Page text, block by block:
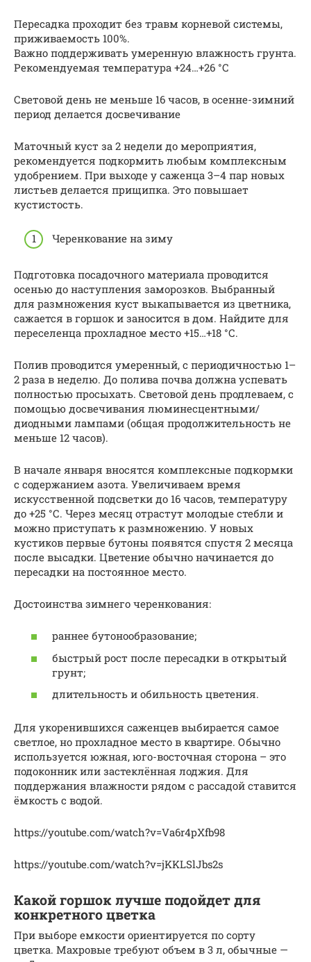
Пересадка проходит без травм корневой системы,
приживаемость 100%.
Важно поддерживать умеренную влажность грунта.
Рекомендуемая температура +24…+26 °С
Световой день не меньше 16 часов, в осенне-зимний
период делается досвечивание
Маточный куст за 2 недели до мероприятия,
рекомендуется подкормить любым комплексным
удобрением. При выходе у саженца 3–4 пар новых
листьев делается прищипка. Это повышает
кустистость.
Черенкование на зиму
Подготовка посадочного материала проводится
осенью до наступления заморозков. Выбранный
для размножения куст выкапывается из цветника,
сажается в горшок и заносится в дом. Найдите для
переселенца прохладное место +15…+18 °С.
Полив проводится умеренный, с периодичностью 1–
2 раза в неделю. До полива почва должна успевать
полностью просыхать. Световой день продлеваем, с
помощью досвечивания люминесцентными/
диодными лампами (общая продолжительность не
меньше 12 часов).
В начале января вносятся комплексные подкормки
с содержанием азота. Увеличиваем время
искусственной подсветки до 16 часов, температуру
до +25 °С. Через месяц отрастут молодые стебли и
можно приступать к размножению. У новых
кустиков первые бутоны появятся спустя 2 месяца
после высадки. Цветение обычно начинается до
пересадки на постоянное место.
Достоинства зимнего черенкования:
раннее бутонообразование;
быстрый рост после пересадки в открытый
грунт;
длительность и обильность цветения.
Для укоренившихся саженцев выбирается самое
светлое, но прохладное место в квартире. Обычно
используется южная, юго-восточная сторона – это
подоконник или застеклённая лоджия. Для
поддержания влажности рядом с рассадой ставится
ёмкость с водой.
https://youtube.com/watch?v=Va6r4pXfb98
https://youtube.com/watch?v=jKKLSlJbs2s
Какой горшок лучше подойдет для
конкретного цветка
При выборе емкости ориентируется по сорту
цветка. Махровые требуют объем в 3 л, обычные —